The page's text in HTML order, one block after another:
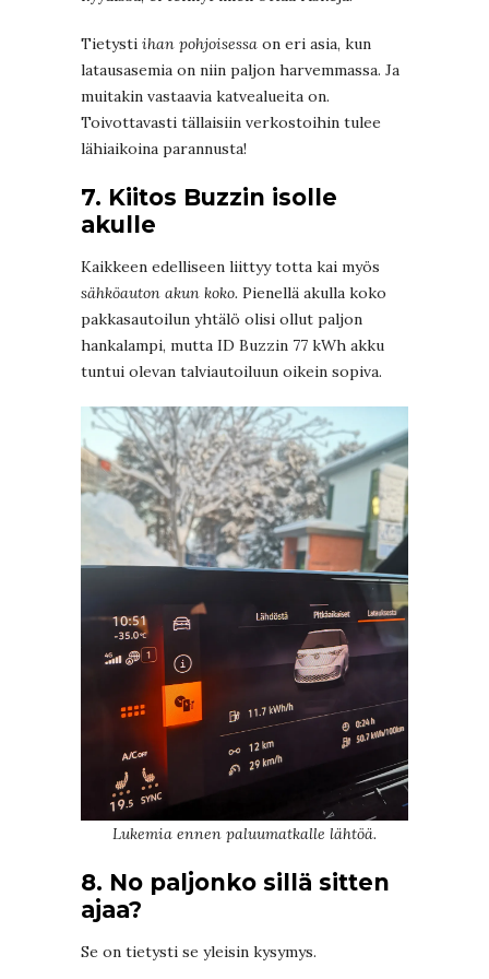
Tietysti ihan pohjoisessa on eri asia, kun
latausasemia on niin paljon harvemmassa. Ja
muitakin vastaavia katvealueita on.
Toivottavasti tällaisiin verkostoihin tulee
lähiaikoina parannusta!
7. Kiitos Buzzin isolle
akulle
Kaikkeen edelliseen liittyy totta kai myös
sähköauton akun koko. Pienellä akulla koko
pakkasautoilun yhtälö olisi ollut paljon
hankalampi, mutta ID Buzzin 77 kWh akku
tuntui olevan talviautoiluun oikein sopiva.
Lukemia ennen paluumatkalle lähtöä.
8. No paljonko sillä sitten
ajaa?
Se on tietysti se yleisin kysymys.